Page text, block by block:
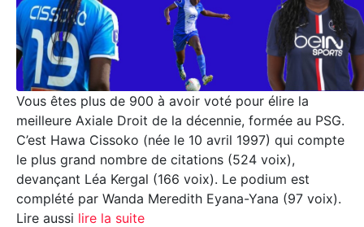
Vous êtes plus de 900 à avoir voté pour élire la
meilleure Axiale Droit de la décennie, formée au PSG.
C’est Hawa Cissoko (née le 10 avril 1997) qui compte
le plus grand nombre de citations (524 voix),
devançant Léa Kergal (166 voix). Le podium est
complété par Wanda Meredith Eyana-Yana (97 voix).
Lire aussi lire la suite